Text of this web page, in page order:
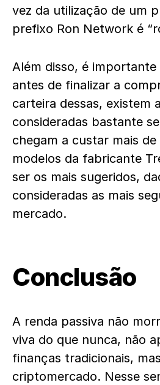
vez da utilização de um
prefixo Ron Network é
Além disso, é importante
antes de finalizar a
carteira dessas, existem
consideradas bastante
chegam a custar mais
modelos da fabricante
ser os mais sugeridos,
consideradas as mais
mercado.
Conclusão
A renda passiva não
viva do que nunca, não
finanças tradicionais,
criptomercado. Nesse